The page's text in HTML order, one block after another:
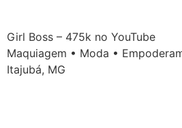
Girl Boss – 475k no YouTube
Maquiagem • Moda •
Itajubá, MG